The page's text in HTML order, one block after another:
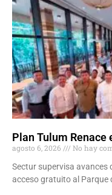
Plan Tulum Renace
agosto 6, 2026
No hay
Sectur supervisa avances
acceso gratuito al Parque